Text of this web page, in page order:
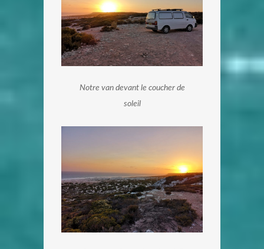
Notre van devant le coucher de
soleil